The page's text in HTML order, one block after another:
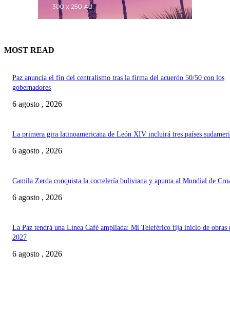
MOST READ
Paz anuncia el fin del centralismo tras la firma del acuerdo 50/50 con los
gobernadores
6 agosto , 2026
La primera gira latinoamericana de León XIV incluirá tres países
6 agosto , 2026
Camila Zerda conquista la coctelería boliviana y apunta al Mundial de
6 agosto , 2026
La Paz tendrá una Línea Café ampliada: Mi Teleférico fija inicio de obras
2027
6 agosto , 2026